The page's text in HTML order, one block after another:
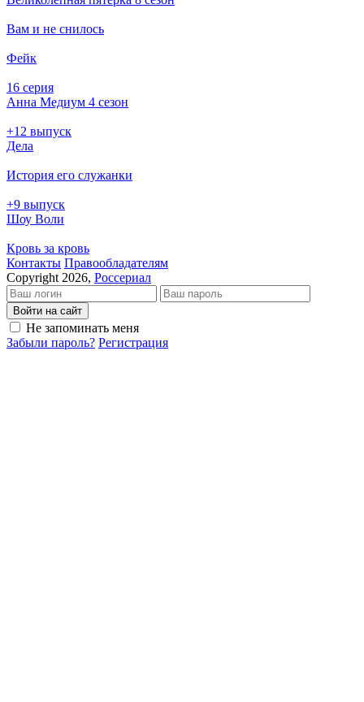
Вам и не снилось
Фейк
16 серия
Анна Медиум 4 сезон
+12 выпуск
Дела
История его служанки
+9 выпуск
Шоу Воли
Кровь за кровь
Кон­так­ты Пра­во­об­ла­да­те­лям
Copyright 2026, Россериал
Войти на сайт
Не запоминать меня
Забыли пароль? Регистрация